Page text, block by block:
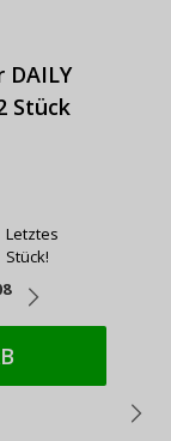
Stück
Letztes
Stück!